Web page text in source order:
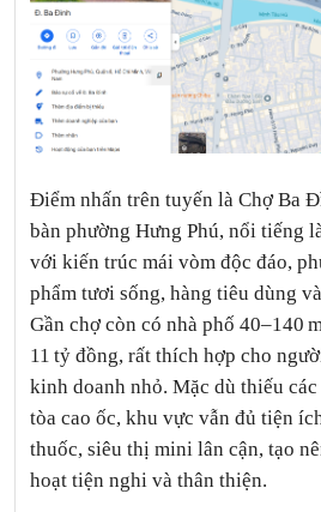
Điểm nhấn trên tuyến là Chợ Ba
bàn phường Hưng Phú, nổi tiếng
với kiến trúc mái vòm độc đáo,
phẩm tươi sống, hàng tiêu dùng
Gần chợ còn có nhà phố 40–140
11 tỷ đồng, rất thích hợp cho
kinh doanh nhỏ. Mặc dù thiếu
tòa cao ốc, khu vực vẫn đủ tiện
thuốc, siêu thị mini lân cận, tạo
hoạt tiện nghi và thân thiện.